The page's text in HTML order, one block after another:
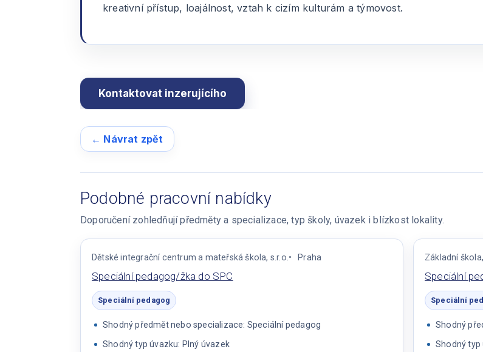
kreativní přístup, loajálnost, vztah k cizím kulturám a týmovost.
← Návrat zpět
Podobné pracovní nabídky
Doporučení zohledňují předměty a specializace, typ školy, úvazek i blízkost lokality.
Dětské integrační centrum a mateřská škola, s.r.o. Praha
Speciální pedagog/žka do SPC
Speciální pedagog
Shodný předmět nebo specializace: Speciální pedagog
Shodný typ úvazku: Plný úvazek
Základní
Speciální
Speciální
Shodný
Shodný typ